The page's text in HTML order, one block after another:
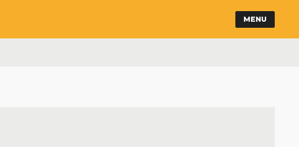
MENU